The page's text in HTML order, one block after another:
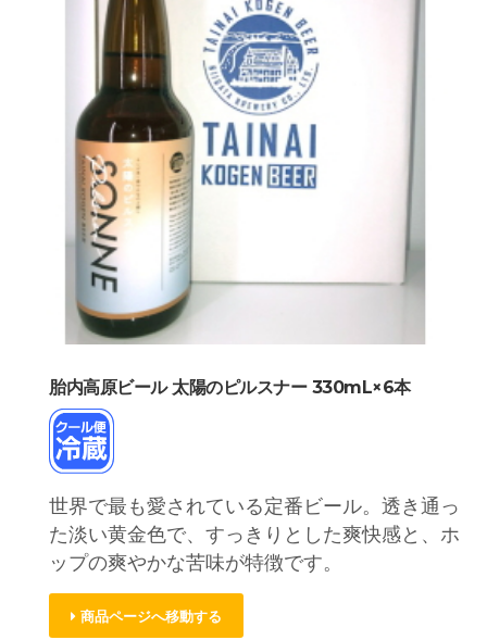
胎内高原ビール 太陽のピルスナー 330mL×6本
世界で最も愛されている定番ビール。透き通っ
た淡い黄金色で、すっきりとした爽快感と、ホ
ップの爽やかな苦味が特徴です。
商品ページへ移動する